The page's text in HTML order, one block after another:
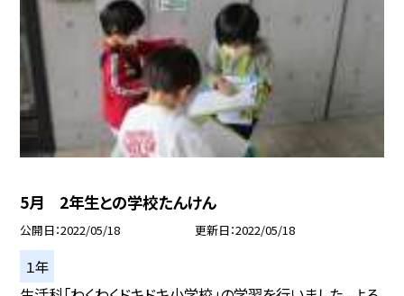
5月 2年生との学校たんけん
公開日 2022/05/18 更新日 2022/05/18
１年